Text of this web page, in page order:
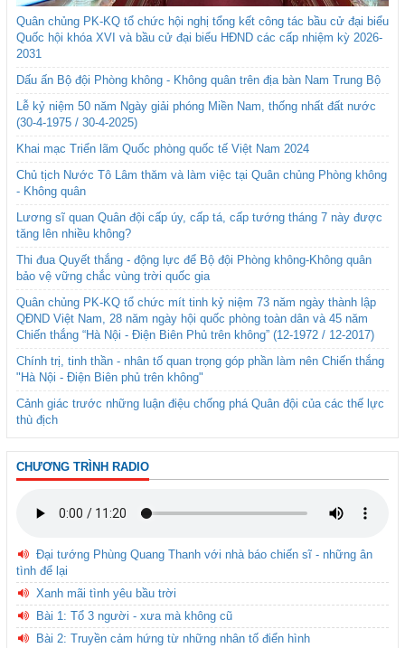
Quân chủng PK-KQ tổ chức hội nghị tổng kết công tác bầu cử đại biểu
Quốc hội khóa XVI và bầu cử đại biểu HĐND các cấp nhiệm kỳ 2026-
2031
Dấu ấn Bộ đội Phòng không - Không quân trên địa bàn Nam Trung Bộ
Lễ kỷ niệm 50 năm Ngày giải phóng Miền Nam, thống nhất đất nước
(30-4-1975 / 30-4-2025)
Khai mạc Triển lãm Quốc phòng quốc tế Việt Nam 2024
Chủ tịch Nước Tô Lâm thăm và làm việc tại Quân chủng Phòng không
- Không quân
Lương sĩ quan Quân đội cấp úy, cấp tá, cấp tướng tháng 7 này được
tăng lên nhiều không?
Thi đua Quyết thắng - động lực để Bộ đội Phòng không-Không quân
bảo vệ vững chắc vùng trời quốc gia
Quân chủng PK-KQ tổ chức mít tinh kỷ niệm 73 năm ngày thành lập
QĐND Việt Nam, 28 năm ngày hội quốc phòng toàn dân và 45 năm
Chiến thắng “Hà Nội - Điện Biên Phủ trên không” (12-1972 / 12-2017)
Chính trị, tinh thần - nhân tố quan trọng góp phần làm nên Chiến thắng
"Hà Nội - Điện Biên phủ trên không"
Cảnh giác trước những luận điệu chống phá Quân đội của các thế lực
thù địch
CHƯƠNG TRÌNH RADIO
Đại tướng Phùng Quang Thanh với nhà báo chiến sĩ - những ân
tình để lại
Xanh mãi tình yêu bầu trời
Bài 1: Tổ 3 người - xưa mà không cũ
Bài 2: Truyền cảm hứng từ những nhân tố điển hình